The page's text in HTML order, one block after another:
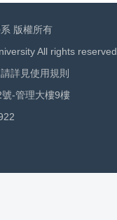
版權所有
All rights reserved
詳見使用規則
-管理大樓9樓